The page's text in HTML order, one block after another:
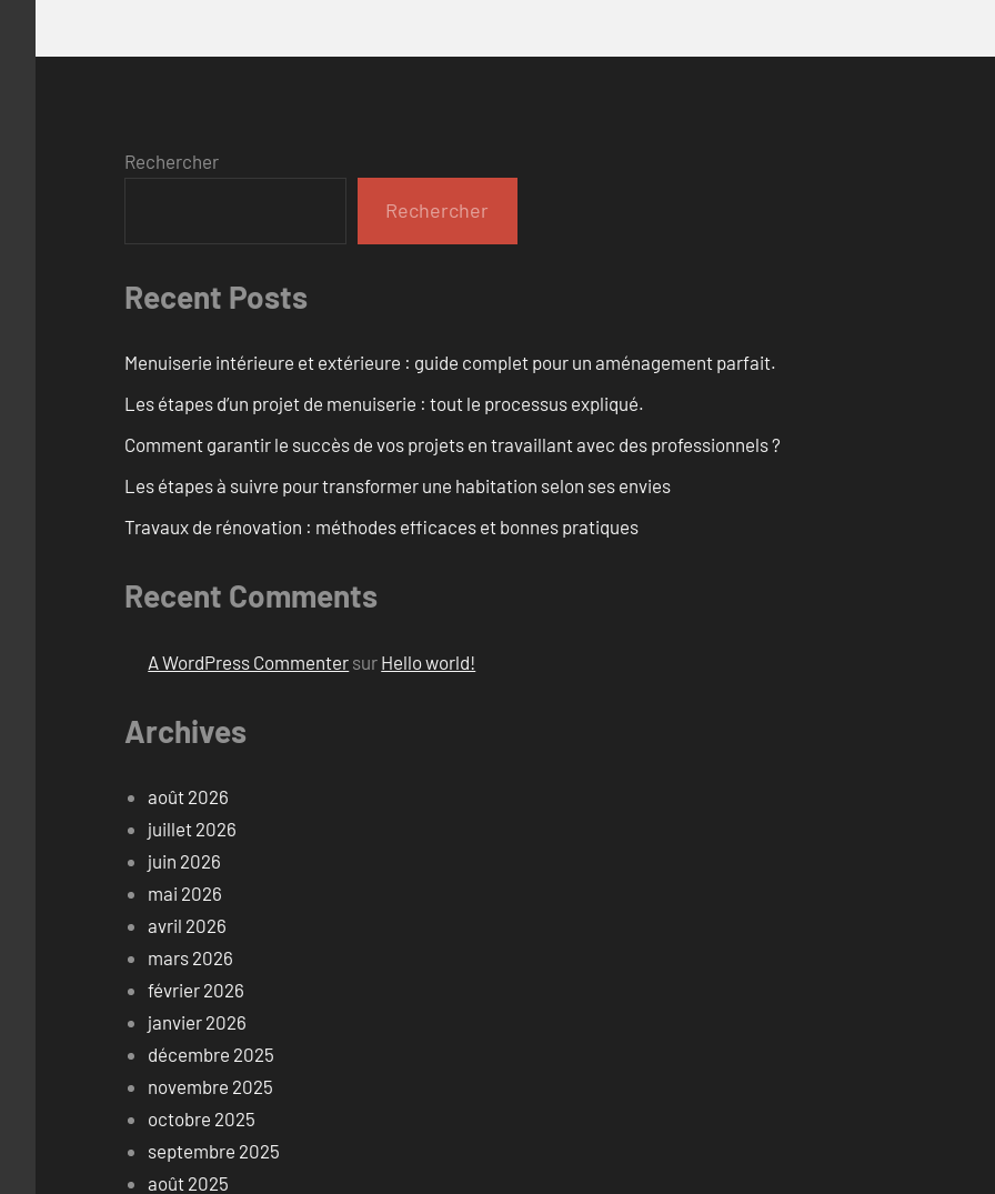
Rechercher
Rechercher
Recent Posts
Menuiserie intérieure et extérieure : guide complet pour un aménagement parfait.
Les étapes d’un projet de menuiserie : tout le processus expliqué.
Comment garantir le succès de vos projets en travaillant avec des professionnels ?
Les étapes à suivre pour transformer une habitation selon ses envies
Travaux de rénovation : méthodes efficaces et bonnes pratiques
Recent Comments
A WordPress Commenter sur Hello world!
Archives
août 2026
juillet 2026
juin 2026
mai 2026
avril 2026
mars 2026
février 2026
janvier 2026
décembre 2025
novembre 2025
octobre 2025
septembre 2025
août 2025